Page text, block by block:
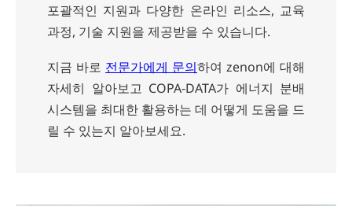
포괄적인 지원과 다양한 온라인 리소스, 교육
과정, 기술 지원을 제공받을 수 있습니다.
지금 바로 전문가에게 문의하여 zenon에 대해
자세히 알아보고 COPA-DATA가 에너지 분배
시스템을 최대한 활용하는 데 어떻게 도움을 드
릴 수 있는지 알아보세요.